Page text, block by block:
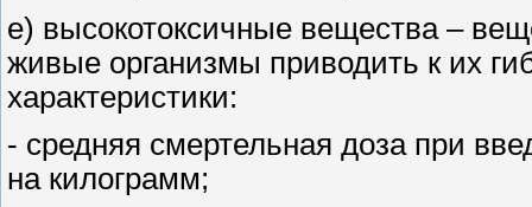
е) высокотоксичные вещества –
живые организмы приводить к их
характеристики:
- средняя смертельная доза при
на килограмм;